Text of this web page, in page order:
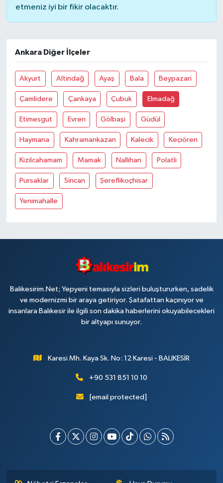
etmeniz iyi bir fikir olacaktır.
Ankara Diğer İlçeler
Akyurt Altindağ Ayaş Bala Beypazari
Çamlidere Çankaya Çubuk Elmadağ
Etimesgut Evren Gölbaşi Güdül
Haymana Kahramankazan Kalecik Keçiören
Kizilcahamam Mamak Nallihan Polatli
Pursaklar Sincan Şereflikoçhisar
Yenimahalle
Balikesirim.Net; Yepyeni temasıyla sizleri buluştururken, sadelik
ve modernizmi bir araya getiriyor. Şatafattan kaçınıyor ve
insanlara Balıkesir ile ilgili son dakika haberlerini okuyabilecekleri
bir altyapı sunuyor.
Karesi Mh. Kaya Sk. No: 12 Karesi - BALIKESİR
+90 531 851 10 10
[email protected]